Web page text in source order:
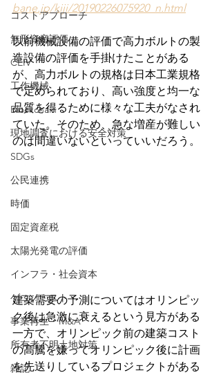
コストアプローチ
無形資産評価
CEIV
工作機械
Blockchain
現地調査における安全対策
SDGs
公民連携
時価
固定資産税
太陽光発電の評価
インフラ・社会資本
ゲコノミスト
事業再生・M&A
所有者不明土地対策
雑記
bane.jp/kiji/20190226075920_n.html
以前機械設備の評価で高力ボルトの製
造設備の評価を手掛けたことがある
が、高力ボルトの規格は日本工業規格
で定められており、高い強度と均一な
品質を得るために様々な工夫がなされ
ていた。そのため、急な増産が難しい
のは間違いないといっていいだろう。
建築需要の予測についてはオリンピッ
ク後は急激に衰えるという見方がある
一方で、オリンピック前の建築コスト
の高騰を嫌ってオリンピック後に計画
を先送りしているプロジェクトがある